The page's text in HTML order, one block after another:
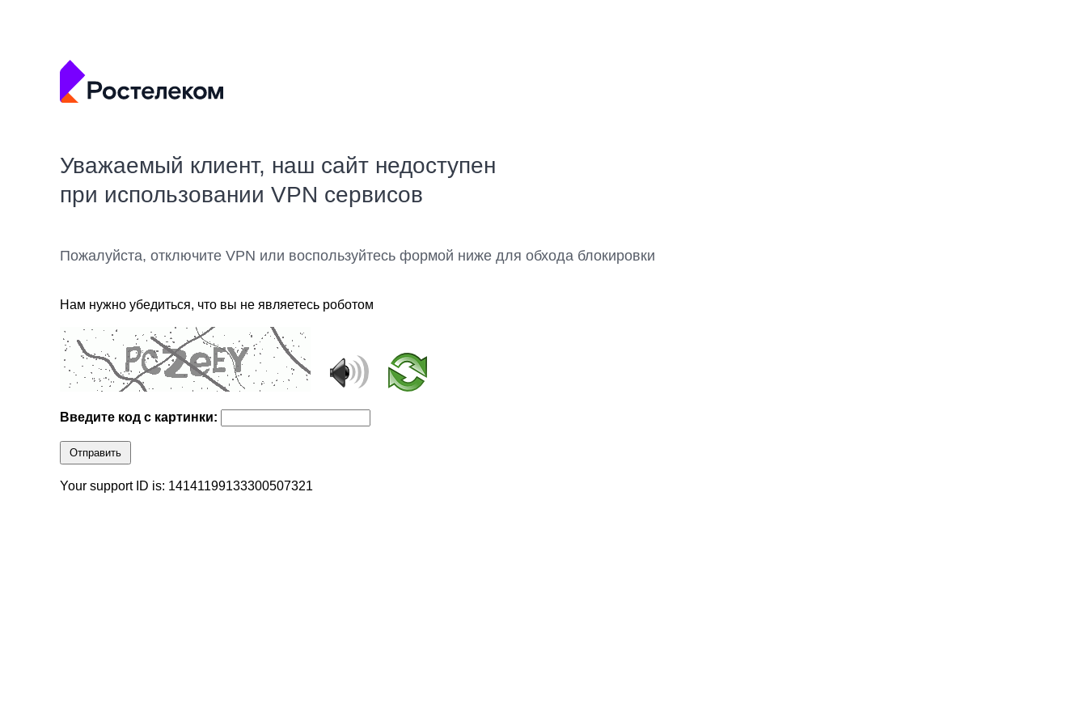
Уважаемый клиент, наш сайт недоступен
при использовании VPN сервисов
Пожалуйста, отключите VPN или воспользуйтесь формой ниже для обхода блокировки
Нам нужно убедиться, что вы не являетесь роботом
Введите код с картинки:
Отправить
Your support ID is: 14141199133300507321